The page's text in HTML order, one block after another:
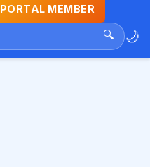
PORTAL MEMBER
🔍 🌙